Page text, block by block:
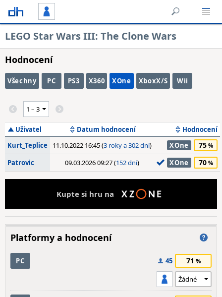
LEGO Star Wars III: The Clone Wars
Hodnocení
Všechny PC PS3 X360 XOne XboxX/S Wii
Uživatel Datum hodnocení
Hodnocení
Kurt_Teplice
11.10.2022 16:45 (3 roky a 302 dní) XOne 75
Patrovic 09.03.2026 09:27 (152 dní) XOne 70
Kupte si hru na
Platformy a hodnocení
PC 45 71